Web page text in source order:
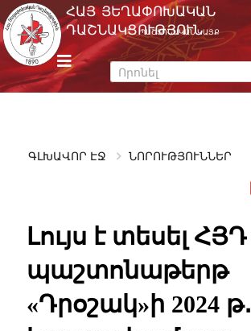
Skip
to
content
m
e
n
u
ՀԱՅ ՅԵՂԱՓՈԽԱԿԱՆ
ԴԱՇՆԱԿՑՈՒԹՅՈՒՆ
ՊԱՇՏՈՆԱԿԱՆ ԿԱՅՔ
ԳԼԽԱՎՈՐ ԷՋ ՆՈՐՈՒԹՅՈՒՆՆԵՐ
Լույս է տեսել ՀՅԴ
պաշտոնաթերթ
«Դրօշակ»ի 2024 թ․